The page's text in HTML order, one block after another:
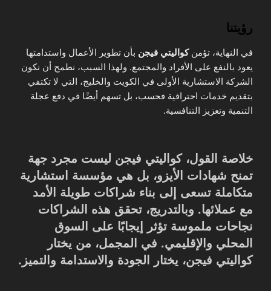
رؤيتنا
في النهاية، تؤمنكواليتي فيجن بأن تطوير الأعمال واستدامتها
يعود بالنفع على الأفراد والمجتمع. ولهذا السبب، نطمح أن نكون
الشركة الاستشارية الأولى في الكويت والخليج، التي لا تكتفي
بتقديم خدمات احترافية فحسب، بل تسهم أيضًا في دفع عجلة
التنمية وتعزيز التنافسية.
خلاصة القول، كواليتي فيجن ليست مجرد جهة
تمنح شهادات الأيزو، بل هي مؤسسة استشارية
متكاملة تسعى إلى بناء شراكات طويلة الأمد
مع عملائها. وبالتدريج، تحقق هذه الشراكات
نجاحات ملموسة تؤثر إيجابًا على السوق
المحلي والإقليمي. في المجمل، من يختار
كواليتي فيجن، يختار الجودة والاستدامة والتميز.